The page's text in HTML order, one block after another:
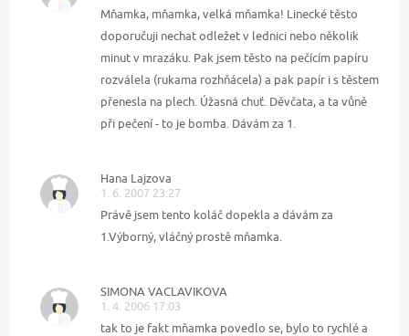
Mňamka, mňamka, velká mňamka! Linecké těsto
doporučuji nechat odležet v lednici nebo několik
minut v mrazáku. Pak jsem těsto na pečícím papíru
rozválela (rukama rozhňácela) a pak papír i s těstem
přenesla na plech. Úžasná chuť. Děvčata, a ta vůně
při pečení - to je bomba. Dávám za 1.
Hana Lajzova
1. 6. 2007 23:27
Právě jsem tento koláč dopekla a dávám za
1.Výborný, vláčný prostě mňamka.
SIMONA VACLAVIKOVA
1. 4. 2006 17:03
tak to je fakt mňamka povedlo se, bylo to rychlé a